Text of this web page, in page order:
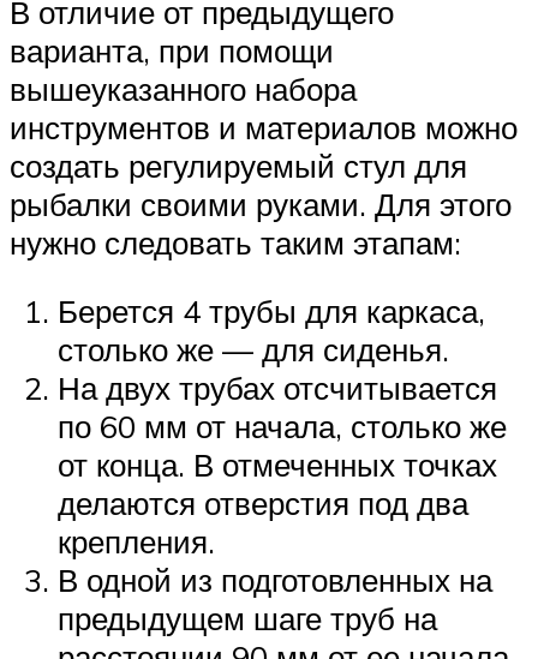
В отличие от предыдущего
варианта, при помощи
вышеуказанного набора
инструментов и материалов можно
создать регулируемый стул для
рыбалки своими руками. Для этого
нужно следовать таким этапам:
Берется 4 трубы для каркаса,
столько же — для сиденья.
На двух трубах отсчитывается
по 60 мм от начала, столько же
от конца. В отмеченных точках
делаются отверстия под два
крепления.
В одной из подготовленных на
предыдущем шаге труб на